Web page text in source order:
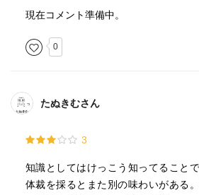
現在コメント準備中。
0
たぬきむさん
3
知識としてはけっこう知ってること
体裁を採るとまた別の味わいがある